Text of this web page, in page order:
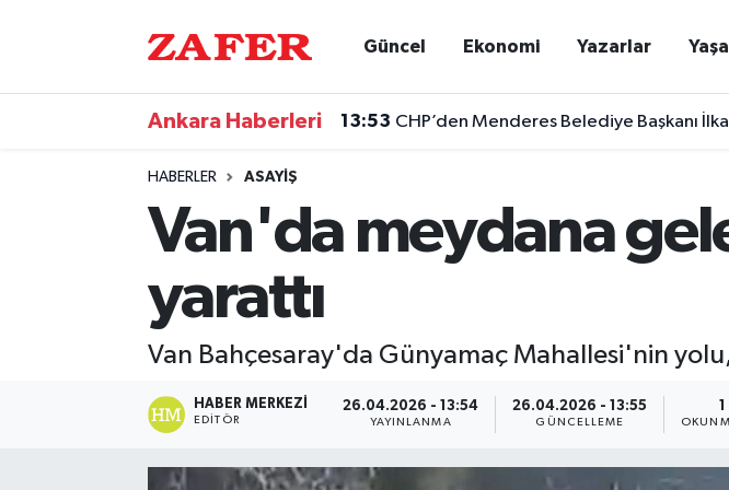
Güncel Ekonomi Yazarlar
Ankara Haberleri 13:53 CHP’den Menderes Belediye Başkanı
HABERLER ASAYIŞ
Van'da meydana
yarattı
Van Bahçesaray'da Günyamaç Mahallesi'nin
HABER MERKEZI
EDITÖR
26.04.2026 - 13:54
YAYINLANMA
26.04.2026 - 13:55
GÜNCELLEME
Trafik Durumu
Süper Lig Puan Durumu ve Fikstür
Tüm Manşetler
Son Dakika Haberleri
Haber Arşivi